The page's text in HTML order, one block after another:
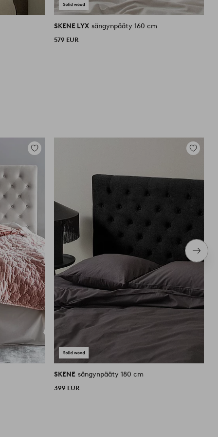
SKENE LYX sängynpääty 160 cm
579 EUR
Lisää
Lisää
SKENE sängynpääty 180 cm
399 EUR
tuote